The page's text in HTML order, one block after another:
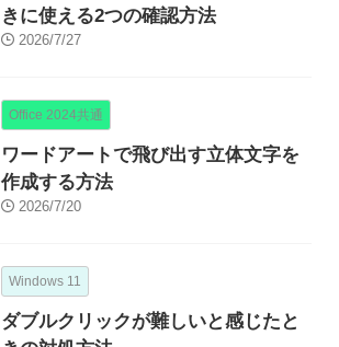
きに使える2つの確認方法
2026/7/27
Office 2024共通
ワードアートで飛び出す立体文字を
作成する方法
2026/7/20
Windows 11
ダブルクリックが難しいと感じたと